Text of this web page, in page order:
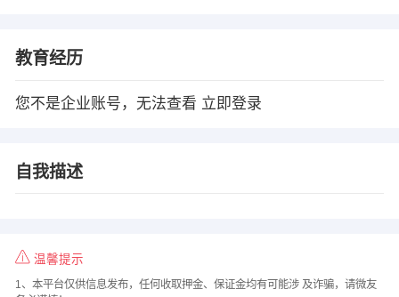
教育经历
您不是企业账号，无法查看 立即登录
自我描述
温馨提示
1、本平台仅供信息发布，任何收取押金、保证金均有可能涉 及诈骗，请微友